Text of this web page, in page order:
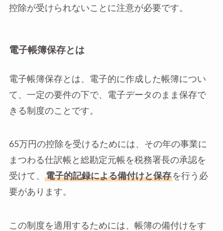
控除が受けられないことに注意が必要です。
電子帳簿保存とは
電⼦帳簿保存とは、電⼦的に作成した帳簿につい
て、⼀定の要件の下で、電⼦データのまま保存で
きる制度のことです。
65万円の控除を受けるためには、その年の事業に
まつわる仕訳帳と総勘定元帳を税務署長の承認を
受けて、
電子的記録による備付けと保存を行う必
要があります。
この制度を適用するためには、帳簿の備付けをす